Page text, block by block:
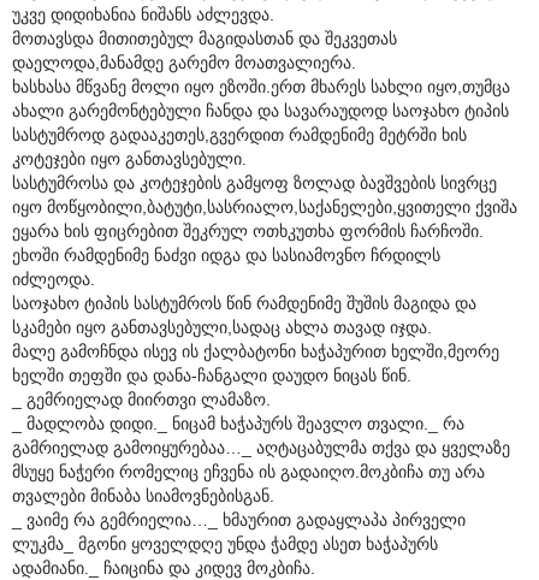
უკვე დიდიხანია ნიშანს აძლევდა.
მოთავსდა მითითებულ მაგიდასთან და შეკვეთას
დაელოდა,მანამდე გარემო მოათვალიერა.
ხასხასა მწვანე მოლი იყო ეზოში.ერთ მხარეს სახლი იყო,თუმცა
ახალი გარემონტებული ჩანდა და სავარაუდოდ საოჯახო ტიპის
სასტუმროდ გადააკეთეს,გვერდით რამდენიმე მეტრში ხის
კოტეჯები იყო განთავსებული.
სასტუმროსა და კოტეჯების გამყოფ ზოლად ბავშვების სივრცე
იყო მოწყობილი,ბატუტი,სასრიალო,საქანელები,ყვითელი ქვიშა
ეყარა ხის ფიცრებით შეკრულ ოთხკუთხა ფორმის ჩარჩოში.
ეხოში რამდენიმე ნაძვი იდგა და სასიამოვნო ჩრდილს
იძლეოდა.
საოჯახო ტიპის სასტუმროს წინ რამდენიმე შუშის მაგიდა და
სკამები იყო განთავსებული,სადაც ახლა თავად იჯდა.
მალე გამოჩნდა ისევ ის ქალბატონი ხაჭაპურით ხელში,მეორე
ხელში თეფში და დანა-ჩანგალი დაუდო ნიცას წინ.
_ გემრიელად მიირთვი ლამაზო.
_ მადლობა დიდი._ ნიცამ ხაჭაპურს შეავლო თვალი._ რა
გამრიელად გამოიყურებაა…_ აღტაცაბულმა თქვა და ყველაზე
მსუყე ნაჭერი რომელიც ეჩვენა ის გადაიღო.მოკბიჩა თუ არა
თვალები მინაბა სიამოვნებისგან.
_ ვაიმე რა გემრიელია…_ ხმაურით გადაყლაპა პირველი
ლუკმა_ მგონი ყოველდღე უნდა ჭამდე ასეთ ხაჭაპურს
ადამიანი._ ჩაიცინა და კიდევ მოკბიჩა.